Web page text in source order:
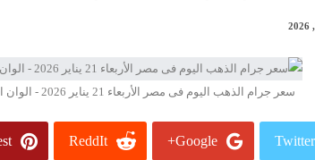
سعر جرام الذهب اليوم فى مصر الأربعاء 21 يناير 2026 - الوان اف ام
Twitter
Google+
ReddIt